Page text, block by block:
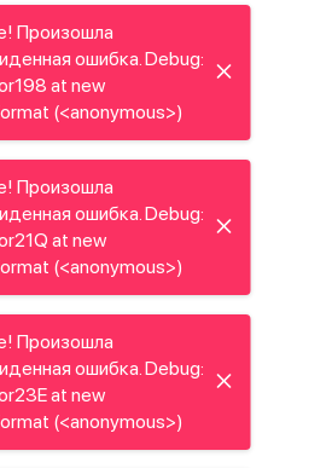
Произошла
ошибка. Debug:
at new
(<anonymous>)
Произошла
ошибка. Debug:
at new
(<anonymous>)
Произошла
ошибка. Debug:
at new
(<anonymous>)